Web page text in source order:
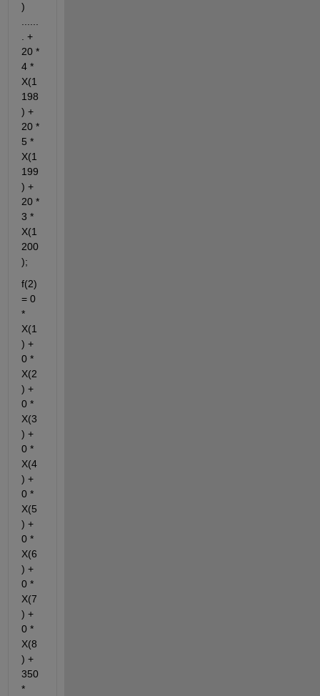
)
. +
20 *
4 *
X(1
198
) +
20 *
5 *
X(1
199
) +
20 *
3 *
X(1
200
);
f(2)
= 0
*
X(1
) +
0 *
X(2
) +
0 *
X(3
) +
0 *
X(4
) +
0 *
X(5
) +
0 *
X(6
) +
0 *
X(7
) +
0 *
X(8
) +
350
*